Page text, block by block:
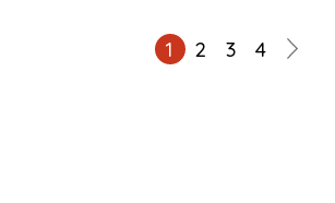
1 2 3 4